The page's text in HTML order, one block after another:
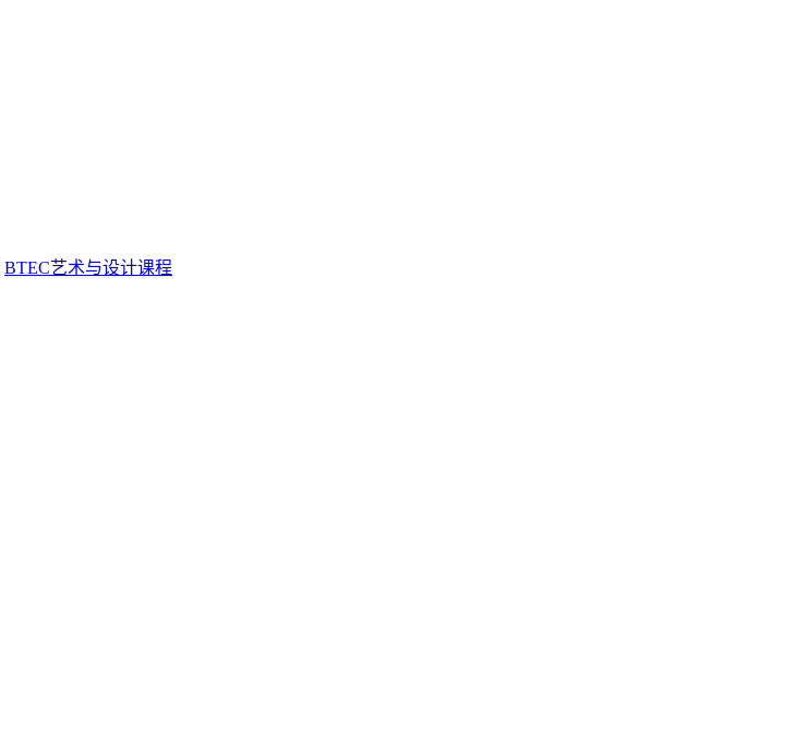
BTEC艺术与设计课程